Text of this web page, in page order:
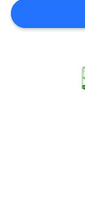
NOUVELLES
UN DEVIS